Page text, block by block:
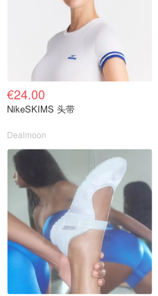
€24.00
NikeSKIMS 头带
Dealmoon